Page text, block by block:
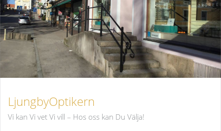
LjungbyOptikern
Vi kan Vi vet Vi vill – Hos oss kan Du Välja!